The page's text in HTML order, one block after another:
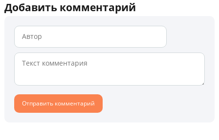
Добавить комментарий